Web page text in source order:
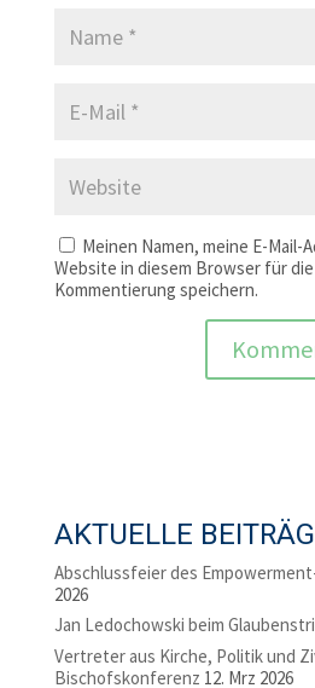
Meinen Namen, meine E-Mail-
Website in diesem Browser für
Kommentierung speichern.
AKTUELLE
Abschlussfeier des
2026
Jan Ledochowski beim
Vertreter aus Kirche, Politik und
Bischofskonferenz 12. Mrz 2026